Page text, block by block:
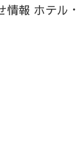
情報 ホテル